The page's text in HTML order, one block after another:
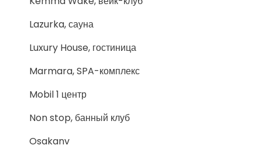
Lazurka, сауна
Luxury House, гостиница
Marmara, SPA-комплекс
Mobil 1 центр
Non stop, банный клуб
Osakanv